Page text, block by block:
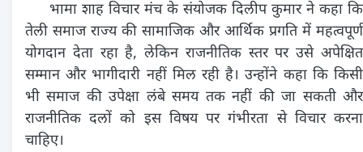
भामा शाह विचार मंच के संयोजक दिलीप कुमार ने कहा कि
तेली समाज राज्य की सामाजिक और आर्थिक प्रगति में महत्वपूर्ण
योगदान देता रहा है, लेकिन राजनीतिक स्तर पर उसे अपेक्षित
सम्मान और भागीदारी नहीं मिल रही है। उन्होंने कहा कि किसी
भी समाज की उपेक्षा लंबे समय तक नहीं की जा सकती और
राजनीतिक दलों को इस विषय पर गंभीरता से विचार करना
चाहिए।